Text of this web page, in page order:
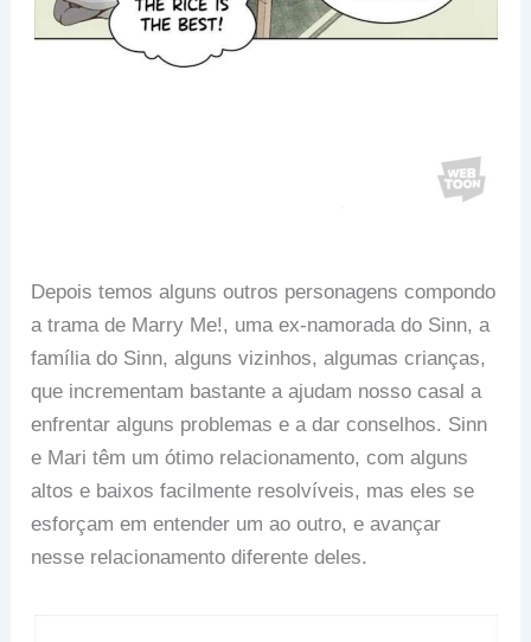
Depois temos alguns outros personagens compondo
a trama de Marry Me!, uma ex-namorada do Sinn, a
família do Sinn, alguns vizinhos, algumas crianças,
que incrementam bastante a ajudam nosso casal a
enfrentar alguns problemas e a dar conselhos. Sinn
e Mari têm um ótimo relacionamento, com alguns
altos e baixos facilmente resolvíveis, mas eles se
esforçam em entender um ao outro, e avançar
nesse relacionamento diferente deles.